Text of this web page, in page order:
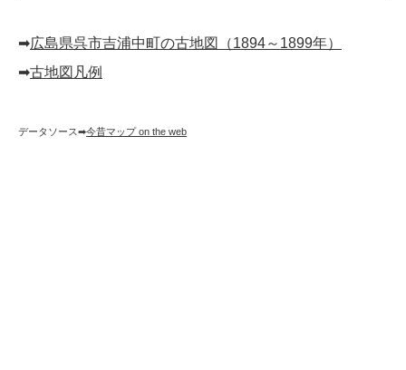
➡︎広島県呉市吉浦中町の古地図（1894～1899年）
➡︎古地図凡例
データソース➡︎今昔マップ on the web